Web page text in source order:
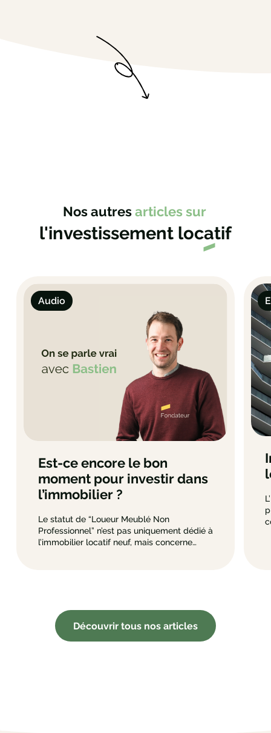
Nos autres articles sur
l'investissement locatif
Audio
Est-ce encore le bon
moment pour investir dans
l’immobilier ?
Le statut de “Loueur Meublé Non
Professionnel” n’est pas uniquement dédié à
l’immobilier locatif neuf, mais concerne
Découvrir tous nos articles